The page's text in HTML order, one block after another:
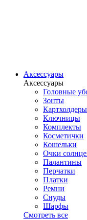
Аксессуары
Аксессуары
Головные
Зонты
Картхолдеры
Ключницы
Комплекты
Косметички
Кошельки
Очки
Палантины
Перчатки
Платки
Ремни
Снуды
Шарфы
Смотреть все